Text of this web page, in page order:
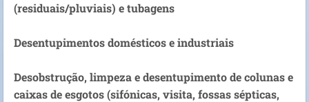
(residuais/pluviais) e tubagens
Desentupimentos domésticos e industriais
Desobstrução, limpeza e desentupimento de colunas e
caixas de esgotos (sifónicas, visita, fossas sépticas,